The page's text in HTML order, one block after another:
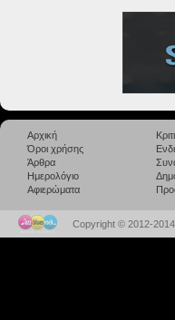
Αρχική
Όροι χρήσης
Άρθρα
Ημερολόγιο
Αφιερώματα
Copyright © 2012-